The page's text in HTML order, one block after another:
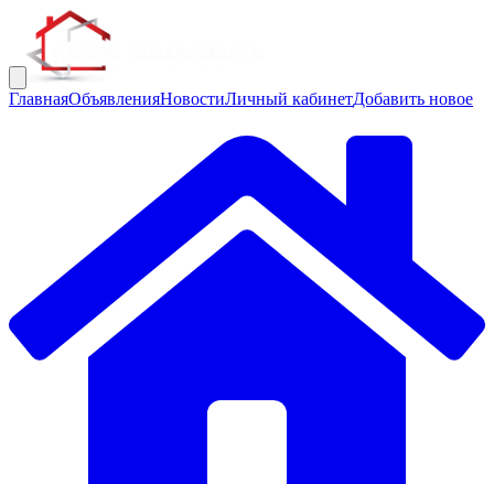
ГлавнаяОбъявленияНовостиЛичный кабинетДобавить новое